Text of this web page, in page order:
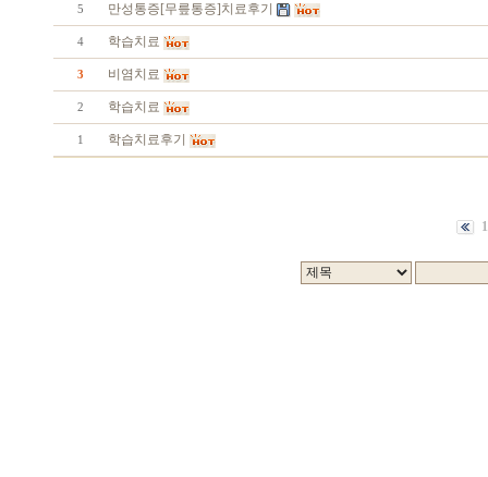
5 만성통증[무릎통증]치료후기
4 학습치료
3 비염치료
2 학습치료
1 학습치료후기
1